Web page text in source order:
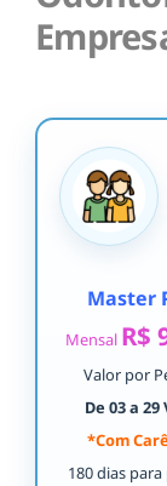
Master
Mensal R$
Valor por
De 03 a 29
*Com
180 dias